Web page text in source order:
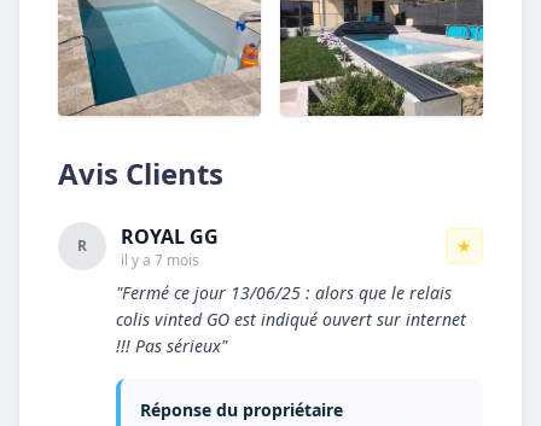
Avis Clients
R ROYAL GG
il y a 7 mois
★
"Fermé ce jour 13/06/25 : alors que le relais
colis vinted GO est indiqué ouvert sur internet
!!! Pas sérieux"
Réponse du propriétaire